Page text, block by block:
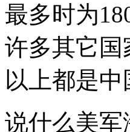
最多时为
许多其它国
以上都是中
说什么美